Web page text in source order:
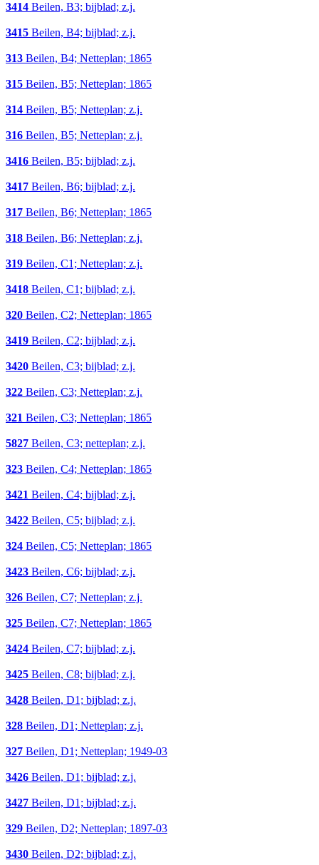
3414 Beilen, B3; bijblad; z.j.
3415 Beilen, B4; bijblad; z.j.
313 Beilen, B4; Netteplan; 1865
315 Beilen, B5; Netteplan; 1865
314 Beilen, B5; Netteplan; z.j.
316 Beilen, B5; Netteplan; z.j.
3416 Beilen, B5; bijblad; z.j.
3417 Beilen, B6; bijblad; z.j.
317 Beilen, B6; Netteplan; 1865
318 Beilen, B6; Netteplan; z.j.
319 Beilen, C1; Netteplan; z.j.
3418 Beilen, C1; bijblad; z.j.
320 Beilen, C2; Netteplan; 1865
3419 Beilen, C2; bijblad; z.j.
3420 Beilen, C3; bijblad; z.j.
322 Beilen, C3; Netteplan; z.j.
321 Beilen, C3; Netteplan; 1865
5827 Beilen, C3; netteplan; z.j.
323 Beilen, C4; Netteplan; 1865
3421 Beilen, C4; bijblad; z.j.
3422 Beilen, C5; bijblad; z.j.
324 Beilen, C5; Netteplan; 1865
3423 Beilen, C6; bijblad; z.j.
326 Beilen, C7; Netteplan; z.j.
325 Beilen, C7; Netteplan; 1865
3424 Beilen, C7; bijblad; z.j.
3425 Beilen, C8; bijblad; z.j.
3428 Beilen, D1; bijblad; z.j.
328 Beilen, D1; Netteplan; z.j.
327 Beilen, D1; Netteplan; 1949-03
3426 Beilen, D1; bijblad; z.j.
3427 Beilen, D1; bijblad; z.j.
329 Beilen, D2; Netteplan; 1897-03
3430 Beilen, D2; bijblad; z.j.